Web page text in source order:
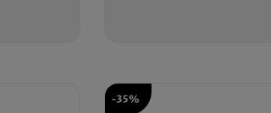
-35%